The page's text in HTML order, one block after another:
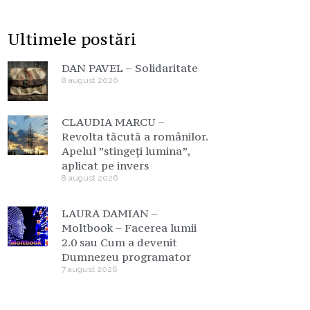
Ultimele postări
DAN PAVEL – Solidaritate
8 august 2026
CLAUDIA MARCU –
Revolta tăcută a românilor.
Apelul ”stingeți lumina”,
aplicat pe invers
8 august 2026
LAURA DAMIAN –
Moltbook – Facerea lumii
2.0 sau Cum a devenit
Dumnezeu programator
7 august 2026